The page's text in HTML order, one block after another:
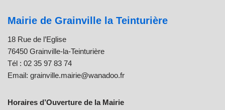
Mairie de Grainville la Teinturière
18 Rue de l’Eglise
76450 Grainville-la-Teinturière
Tél : 02 35 97 83 74
Email: grainville.mairie@wanadoo.fr
Horaires d’Ouverture de la Mairie